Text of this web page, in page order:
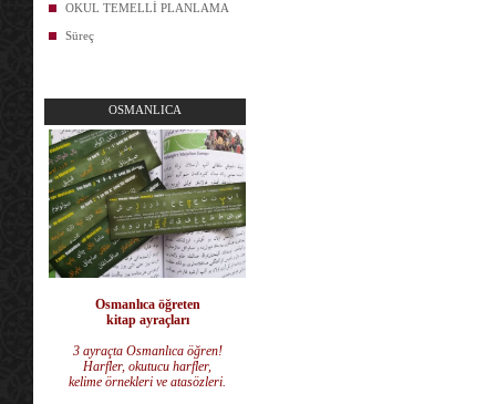
OKUL TEMELLİ PLANLAMA
Süreç
OSMANLICA
Osmanlıca öğreten
kitap ayraçları
3 ayraçta Osmanlıca öğren!
Harfler, okutucu harfler,
kelime örnekleri ve atasözleri.